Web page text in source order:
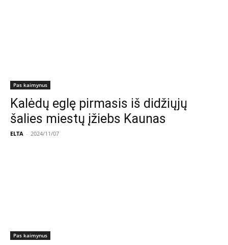
Pas kaimynus
Kalėdų eglę pirmasis iš didžiųjų
šalies miestų įžiebs Kaunas
ELTA - 2024/11/07
Pas kaimynus